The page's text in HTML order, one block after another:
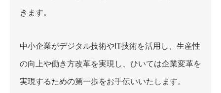
きます。
中小企業がデジタル技術やIT技術を活用し、生産性
の向上や働き方改革を実現し、ひいては企業変革を
実現するための第一歩をお手伝いいたします。